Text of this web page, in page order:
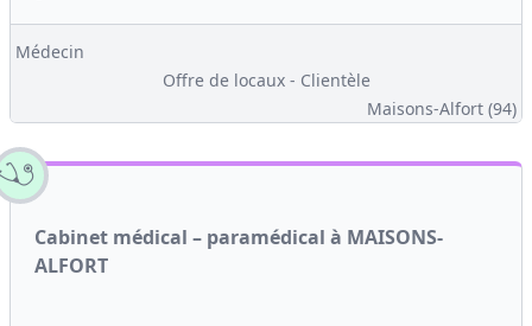
Médecin
Offre de locaux - Clientèle
Maisons-Alfort (94)
Cabinet médical – paramédical à MAISONS-
ALFORT